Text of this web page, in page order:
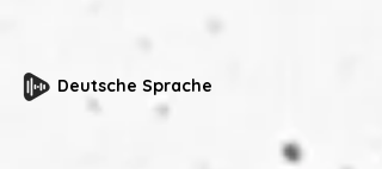
Deutsche Sprache